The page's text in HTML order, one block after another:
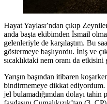
Hayat Yaylası’ndan çıkıp
anda başta ekibimden İsmail
gelenleriyle de karşılaştım. Bu
göstermeye başlıyordu. İniş ve
sıcaklıktaki nem oranı da
Yarışın başından itibaren
bindirmemeye dikkat ediyordum.
jel bulamadığımdan dolayı tahin